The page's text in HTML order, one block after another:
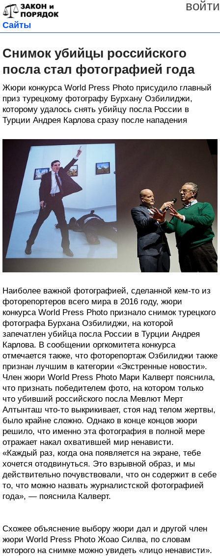
войти
Сайты
Снимок убийцы российского
посла стал фотографией года
Жюри конкурса World Press Photo присудило главный
приз турецкому фотографу Бурхану Озбилиджи,
которому удалось снять убийцу посла России в
Турции Андрея Карлова сразу после нападения
Наиболее важной фотографией, сделанной кем-то из
фоторепортеров всего мира в 2016 году, жюри
конкурса World Press Photo признало снимок турецкого
фотографа Бурхана Озбилиджи, на которой
запечатлен убийца посла России в Турции Андрея
Карлова. В сообщении оргкомитета конкурса
отмечается также, что фоторепортаж Озбилиджи также
признан лучшим в категории «Экстренные новости».
Член жюри World Press Photo Мари Калверт пояснила,
что признать победителем фото, на котором только
что убивший российского посла Мевлют Мерт
Алтынташ что-то выкрикивает, стоя над телом жертвы,
было крайне сложно. Однако в конце концов жюри
решило, что именно эта фотография в полной мере
отражает накал охватившей мир ненависти.
«Каждый раз, когда она появляется на экране, тебе
хочется отодвинуться. Это взрывной образ, и мы
действительно почувствовали, что он содержит в себе
то, что можно назвать журналистской фотографией
года», — пояснила Калверт.
Схожее объяснение выбору жюри дал и другой член
жюри World Press Photo Жоао Силва, по словам
которого на снимке можно увидеть «лицо ненависти».